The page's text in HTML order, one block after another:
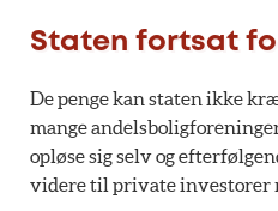
Staten fortsat
De penge kan staten ikke
mange
opløse sig selv og
videre til private investorer